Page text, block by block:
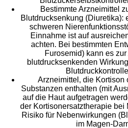
Bestimmte Arzneimittel
Blutdrucksenkung (Diuretika):
schweren
Einnahme ist auf
achten. Bei bestimmten
Furosemid) kann es
blutdrucksenkenden
Arzneimittel, die Kortison
Substanzen enthalten (mit
auf die Haut aufgetragen
der Kortisonersatztherapie bei
Risiko für Nebenwirkungen
im Magen-